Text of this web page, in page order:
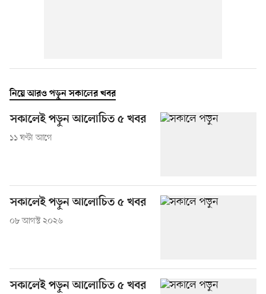
নিয়ে আরও পড়ুন সকালের খবর
সকালেই পড়ুন আলোচিত ৫ খবর
১১ ঘণ্টা আগে
সকালেই পড়ুন আলোচিত ৫ খবর
০৮ আগস্ট ২০২৬
সকালেই পড়ুন আলোচিত ৫ খবর